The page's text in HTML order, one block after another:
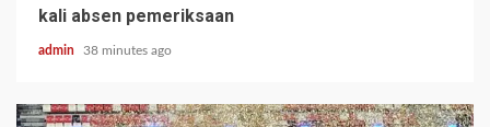
kali absen pemeriksaan
admin 38 minutes ago